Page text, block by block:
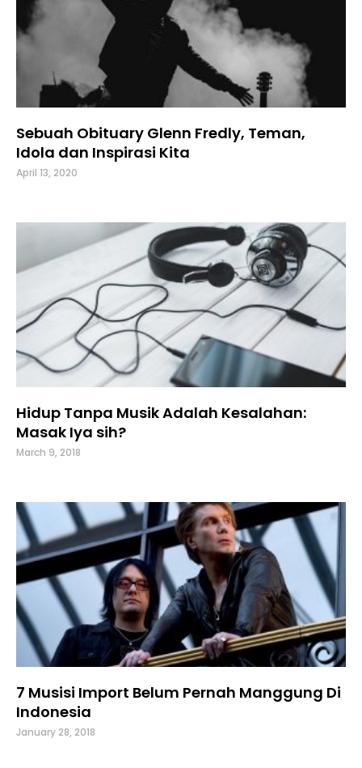
Sebuah Obituary Glenn Fredly, Teman,
Idola dan Inspirasi Kita
April 13, 2020
Hidup Tanpa Musik Adalah Kesalahan:
Masak Iya sih?
March 9, 2018
7 Musisi Import Belum Pernah Manggung Di
Indonesia
January 28, 2018